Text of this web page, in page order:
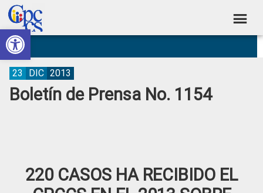
Abrir barra de herramientas
Skip
to
primary
navigation
Skip
to
main
content
Skip
to
primary
sidebar
Skip
to
footer
Consejo
de
Participación
Ciudadana
Construyendo
Poder
Ciudadano
Boletín de Prensa No. 1154
23 DIC 2013
220 CASOS HA RECIBIDO EL